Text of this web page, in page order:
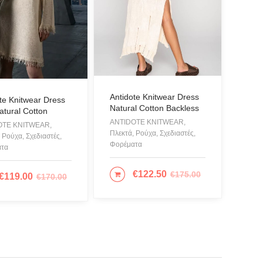
Φόρμες
- Painting
Knitwear Dress
Cotton
KNITWEAR,
Ρούχα, Σχεδιαστές,
€170.00
119.00
Antidote Knitwear Dress
Natural Cotton Backless
ANTIDOTE KNITWEAR,
Πλεκτά, Ρούχα, Σχεδιαστές,
Φορέματα
€175.00
€122.50
ΕΠΙΛΟΓΉ